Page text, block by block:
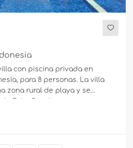
con piscina privada en
para 8 personas. La villa
zona rural de playa y se
Echo Beach.